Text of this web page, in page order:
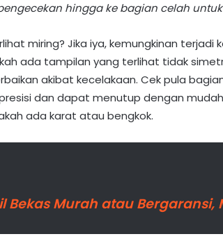
hingga ke bagian celah
miring? Jika iya, kemungkinan terjadi
ada tampilan yang terlihat tidak
akibat kecelakaan. Cek pula
dan dapat menutup dengan
ada karat atau bengkok.
Bekas Murah atau Bergaransi,